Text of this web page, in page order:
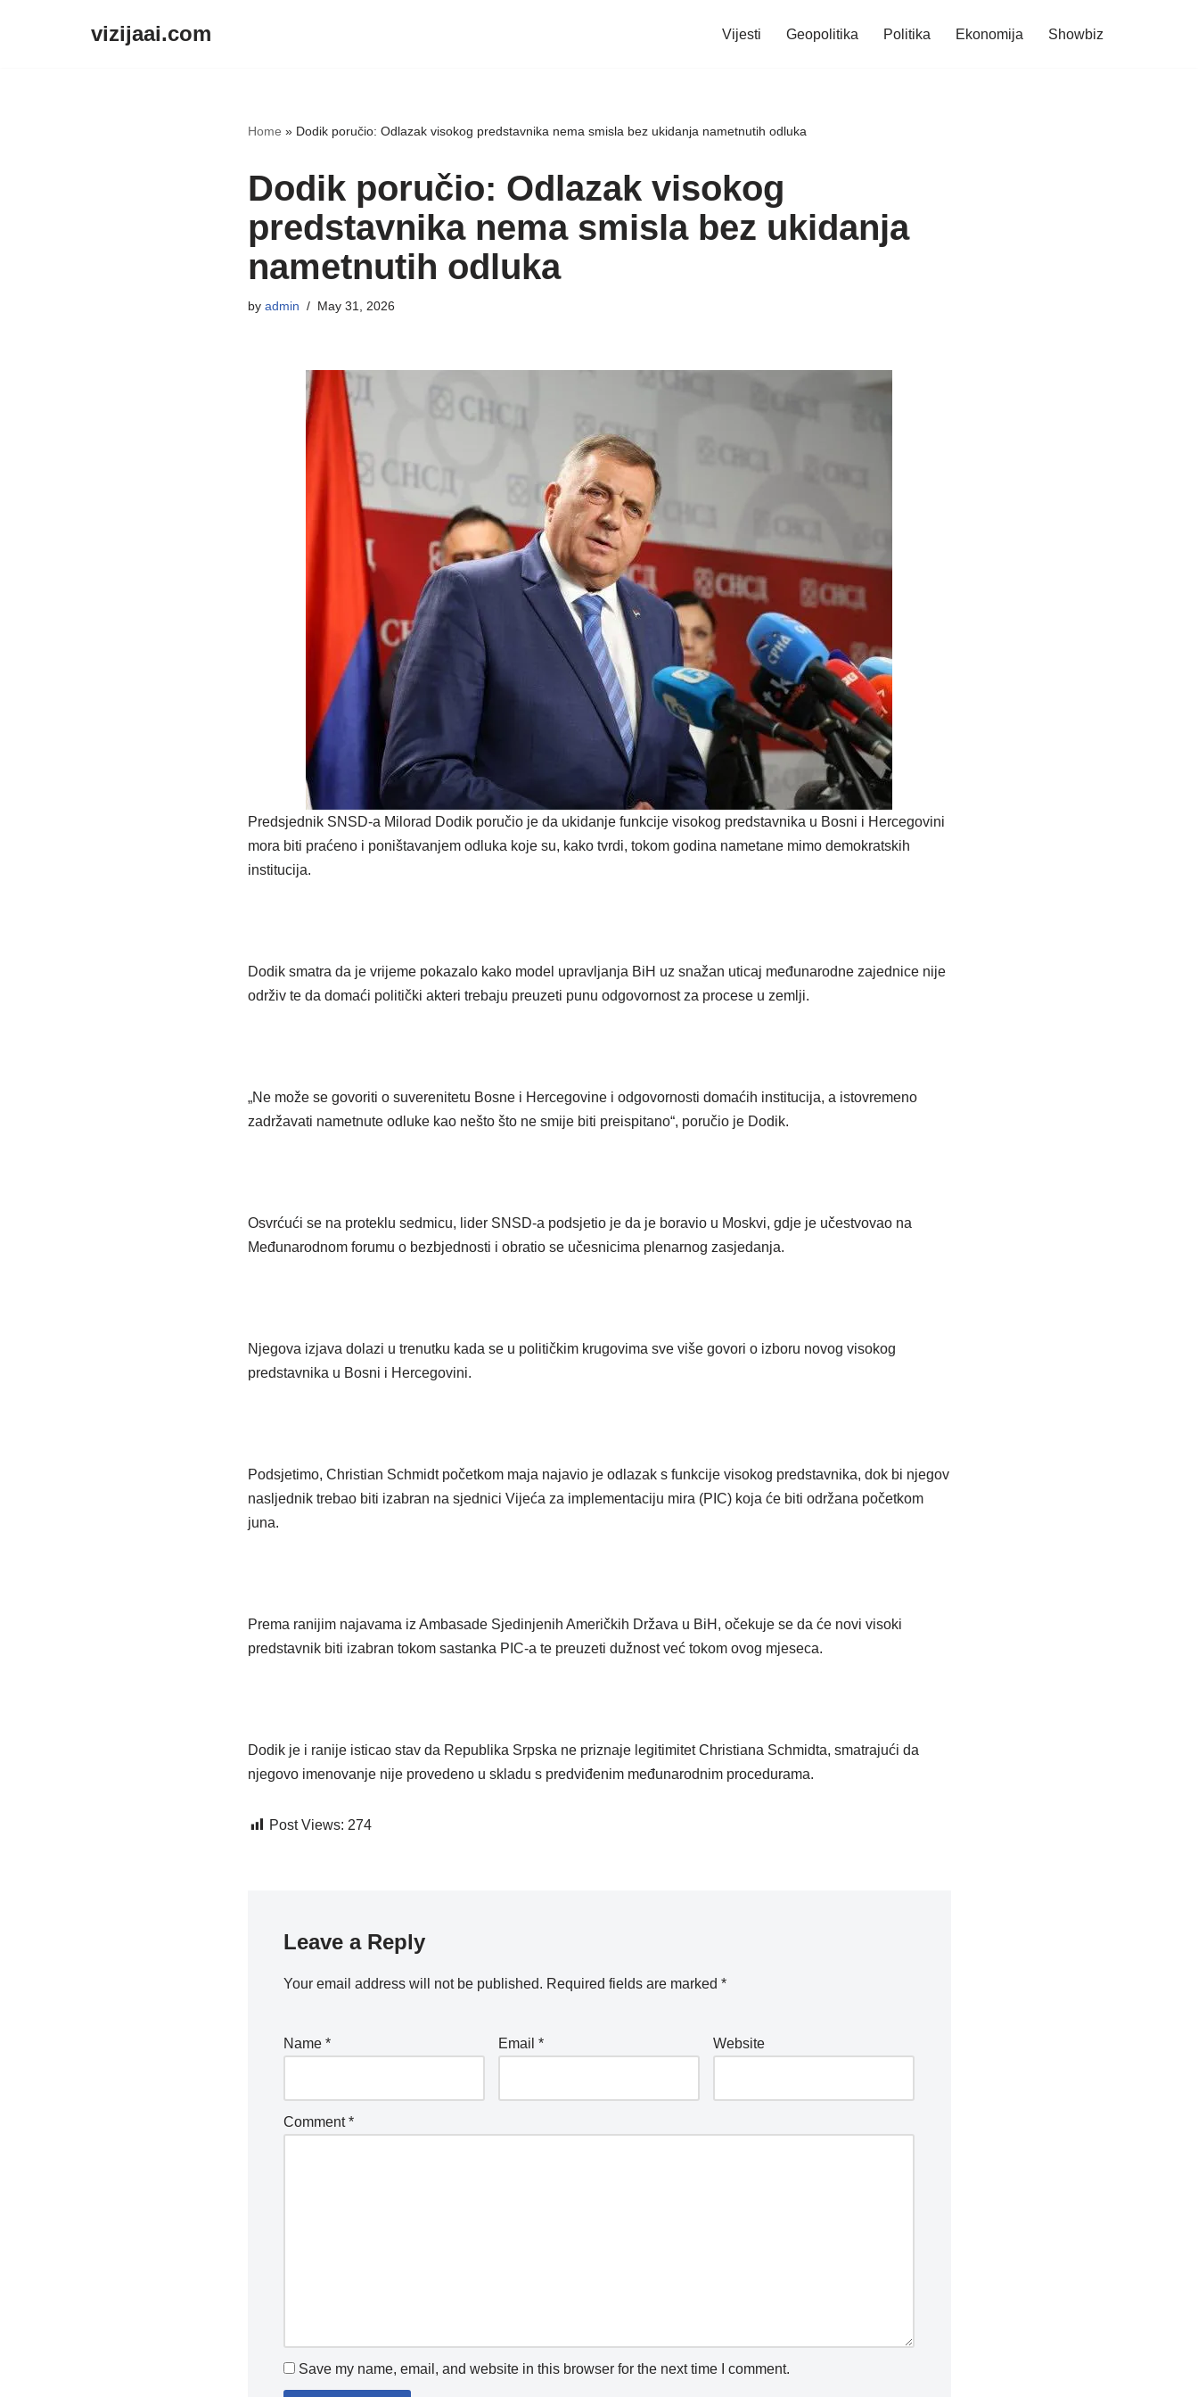
vizijaai.com Vijesti Geopolitika Politika Ekonomija Showbiz
Home » Dodik poručio: Odlazak visokog predstavnika nema smisla bez ukidanja nametnutih odluka
Dodik poručio: Odlazak visokog
predstavnika nema smisla bez ukidanja
nametnutih odluka
by admin May 31, 2026
Predsjednik SNSD-a Milorad Dodik poručio je da ukidanje funkcije visokog predstavnika u Bosni i Hercegovini
mora biti praćeno i poništavanjem odluka koje su, kako tvrdi, tokom godina nametane mimo demokratskih
institucija.
Dodik smatra da je vrijeme pokazalo kako model upravljanja BiH uz snažan uticaj međunarodne zajednice nije
održiv te da domaći politički akteri trebaju preuzeti punu odgovornost za procese u zemlji.
„Ne može se govoriti o suverenitetu Bosne i Hercegovine i odgovornosti domaćih institucija, a istovremeno
zadržavati nametnute odluke kao nešto što ne smije biti preispitano“, poručio je Dodik.
Osvrćući se na proteklu sedmicu, lider SNSD-a podsjetio je da je boravio u Moskvi, gdje je učestvovao na
Međunarodnom forumu o bezbjednosti i obratio se učesnicima plenarnog zasjedanja.
Njegova izjava dolazi u trenutku kada se u političkim krugovima sve više govori o izboru novog visokog
predstavnika u Bosni i Hercegovini.
Podsjetimo, Christian Schmidt početkom maja najavio je odlazak s funkcije visokog predstavnika, dok bi njegov
nasljednik trebao biti izabran na sjednici Vijeća za implementaciju mira (PIC) koja će biti održana početkom
juna.
Prema ranijim najavama iz Ambasade Sjedinjenih Američkih Država u BiH, očekuje se da će novi visoki
predstavnik biti izabran tokom sastanka PIC-a te preuzeti dužnost već tokom ovog mjeseca.
Dodik je i ranije isticao stav da Republika Srpska ne priznaje legitimitet Christiana Schmidta, smatrajući da
njegovo imenovanje nije provedeno u skladu s predviđenim međunarodnim procedurama.
Post Views: 274
Leave a Reply
Your email address will not be published. Required fields are marked *
Name * Email * Website
Comment*
Save my name, email, and website in this browser for the next time I comment.